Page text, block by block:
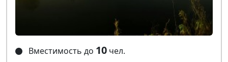
Вместимость до 10 чел.